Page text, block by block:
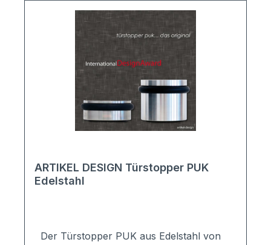
ARTIKEL DESIGN Türstopper PUK
Edelstahl
Der Türstopper PUK aus Edelstahl von